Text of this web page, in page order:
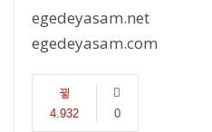
egedeyasam.net
egedeyasam.com
0
4.932